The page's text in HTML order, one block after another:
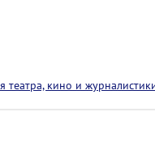
театра, кино и